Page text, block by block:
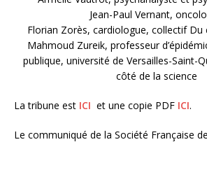
Jean-Paul Vernant,
Florian Zorès, cardiologue, collectif Du
Mahmoud Zureik, professeur
publique, université de Versailles-Saint-
côté de la science
La tribune est ICI et une copie PDF ICI.
Le communiqué de la Société Française